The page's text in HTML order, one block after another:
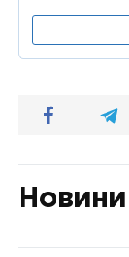
Новини